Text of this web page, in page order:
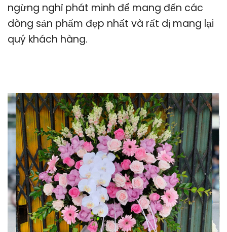
ngừng nghỉ phát minh để mang đến các
dòng sản phẩm đẹp nhất và rất dị mang lại
quý khách hàng.